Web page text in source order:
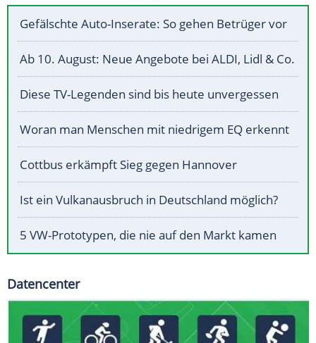
Gefälschte Auto-Inserate: So gehen Betrüger vor
Ab 10. August: Neue Angebote bei ALDI, Lidl & Co.
Diese TV-Legenden sind bis heute unvergessen
Woran man Menschen mit niedrigem EQ erkennt
Cottbus erkämpft Sieg gegen Hannover
Ist ein Vulkanausbruch in Deutschland möglich?
5 VW-Prototypen, die nie auf den Markt kamen
Datencenter